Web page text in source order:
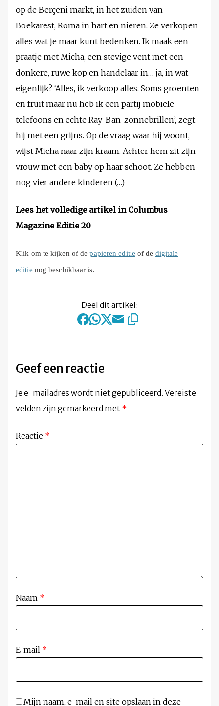
op de Berçeni markt, in het zuiden van
Boekarest, Roma in hart en nieren. Ze verkopen
alles wat je maar kunt bedenken. Ik maak een
praatje met Micha, een stevige vent met een
donkere, ruwe kop en handelaar in… ja, in wat
eigenlijk? ‘Alles, ik verkoop alles. Soms groenten
en fruit maar nu heb ik een partij mobiele
telefoons en echte Ray-Ban-zonnebrillen’, zegt
hij met een grijns. Op de vraag waar hij woont,
wijst Micha naar zijn kraam. Achter hem zit zijn
vrouw met een baby op haar schoot. Ze hebben
nog vier andere kinderen (…)
Lees het volledige artikel in Columbus
Magazine Editie 20
Klik om te kijken of depapieren editie of de digitale
editie nog beschikbaar is.
Deel dit artikel:
Geef een reactie
Je e-mailadres wordt niet gepubliceerd. Vereiste
velden zijn gemarkeerd met *
Reactie *
Naam *
E-mail *
Mijn naam, e-mail en site opslaan in deze